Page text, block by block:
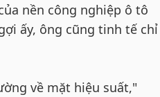
nền công nghiệp ô tô
ấy, ông cũng tinh tế chỉ
về mặt hiệu suất,"